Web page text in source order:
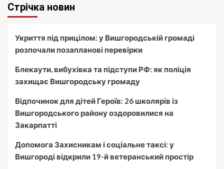
Стрічка новин
Укриття під прицілом: у Вишгородській громаді
розпочали позапланові перевірки
Блекаути, вибухівка та підступи РФ: як поліція
захищає Вишгородську громаду
Відпочинок для дітей Героїв: 26 школярів із
Вишгородського району оздоровилися на
Закарпатті
Допомога Захисникам і соціальне таксі: у
Вишгороді відкрили 19-й ветеранський простір